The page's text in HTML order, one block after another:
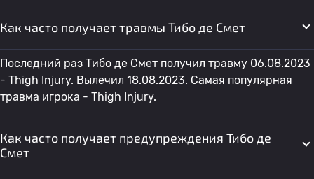
Как часто получает травмы Тибо де Смет
Последний раз Тибо де Смет получил травму 06.08.2023
- Thigh Injury. Вылечил 18.08.2023. Самая популярная
травма игрока - Thigh Injury.
Как часто получает предупреждения Тибо де
Смет